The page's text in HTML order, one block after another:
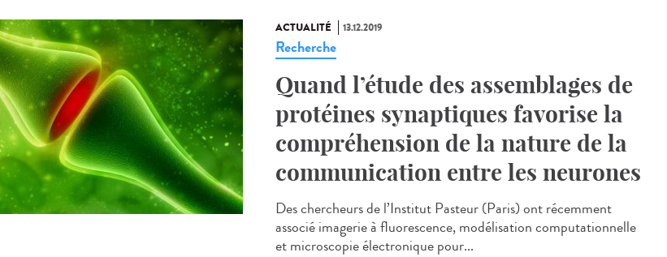
ACTUALITÉ 13.12.2019
Recherche
Quand l’étude des assemblages de
protéines synaptiques favorise la
compréhension de la nature de la
communication entre les neurones
Des chercheurs de l’Institut Pasteur (Paris) ont récemment
associé imagerie à fluorescence, modélisation computationnelle
et microscopie électronique pour...